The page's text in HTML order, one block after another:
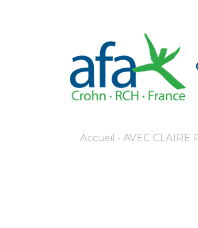
Accueil - AVEC CLAIRE